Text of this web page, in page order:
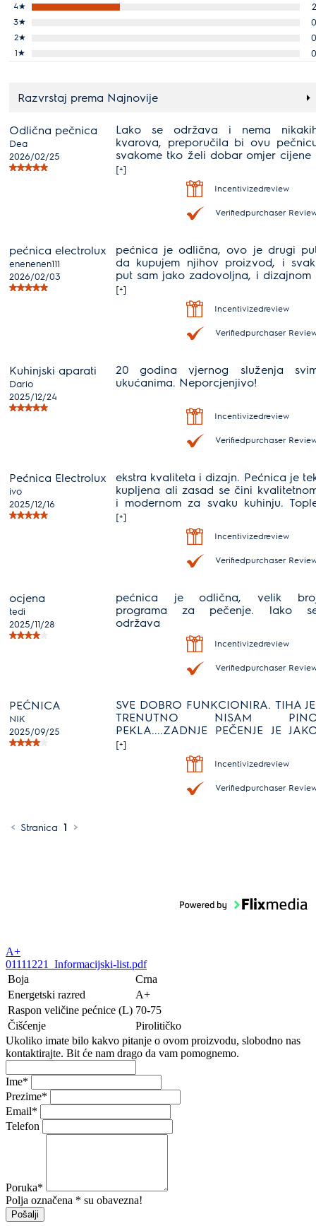
4★ 2
3★ 0
2★ 0
1★ 0
Razvrstaj prema Najnovije
Odlična pečnica
Dea
2026/02/25
Lako se održava i nema
kvarova, preporučila bi ovu
svakome tko želi dobar omjer cijene
kvalitete
[+]
Incentivizedreview
Verifiedpurchaser
pećnica electrolux
enenenen111
2026/02/03
pećnica je odlična, ovo je drugi
da kupujem njihov proizvod, i
put sam jako zadovoljna, i dizajnom
kvalitetom!
[+]
Incentivizedreview
Verifiedpurchaser
Kuhinjski aparati
Dario
2025/12/24
20 godina vjernog služenja
ukućanima. Neporcjenjivo!
Incentivizedreview
Verifiedpurchaser
Pećnica Electrolux
ivo
2025/12/16
ekstra kvaliteta i dizajn. Pećnica je
kupljena ali zasad se čini
i modernom za svaku kuhinju.
preporuke
[+]
Incentivizedreview
Verifiedpurchaser
ocjena
tedi
2025/11/28
pećnica je odlična, velik
programa za pečenje. lako
održava
Incentivizedreview
Verifiedpurchaser
PEĆNICA
NIK
2025/09/25
SVE DOBRO FUNKCIONIRA. TIHA
TRENUTNO NISAM
PEKLA....ZADNJE PEČENJE JE
DOBRO PEČENO. PREPORUKA
[+]
Incentivizedreview
Verifiedpurchaser
< Stranica 1 >
A+
01111221_Informacijski-list.pdf
Boja
Crna
Energetski razred
A+
Raspon veličine pećnice (L) 70-75
Čišćenje
Pirolitičko
Ukoliko imate bilo kakvo pitanje o ovom proizvodu, slobodno nas
kontaktirajte. Bit će nam drago da vam pomognemo.
Ime*
Prezime*
Email*
Telefon
Poruka*
Polja označena * su obavezna!
Pošalji